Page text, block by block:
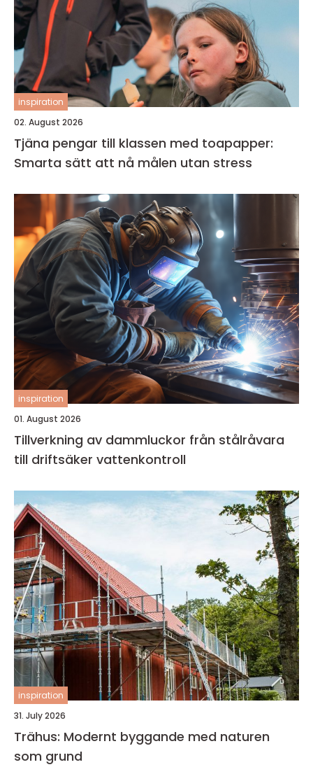
inspiration
02. August 2026
Tjäna pengar till klassen med toapapper:
Smarta sätt att nå målen utan stress
inspiration
01. August 2026
Tillverkning av dammluckor från stålråvara
till driftsäker vattenkontroll
inspiration
31. July 2026
Trähus: Modernt byggande med naturen
som grund